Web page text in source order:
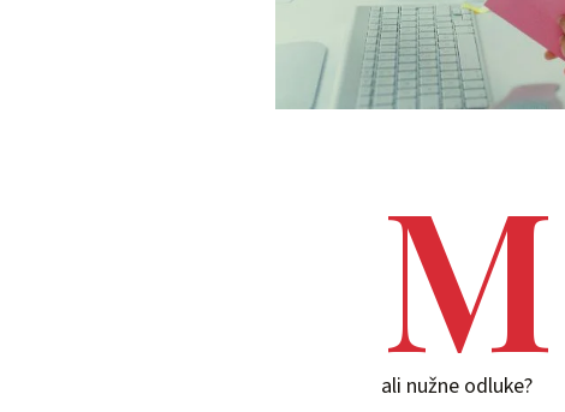
M
ali nužne odluke?